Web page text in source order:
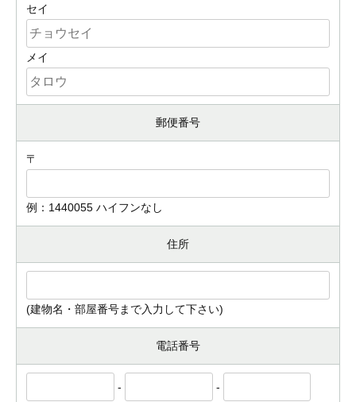
セイ
メイ
郵便番号
〒
例：1440055 ハイフンなし
住所
(建物名・部屋番号まで入力して下さい)
電話番号
-
-